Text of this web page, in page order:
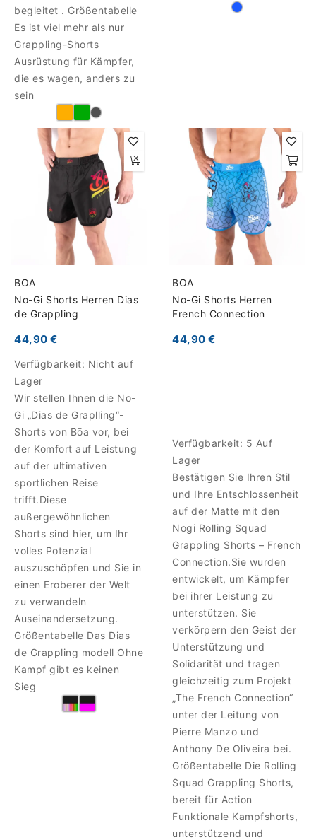
begleitet . Größentabelle
Es ist viel mehr als nur
Grappling-Shorts
Ausrüstung für Kämpfer,
die es wagen, anders zu
sein
BOA
No-Gi Shorts Herren Dias
de Grappling
44,90 €
Verfügbarkeit: Nicht auf
Lager
Wir stellen Ihnen die No-
Gi „Dias de Graplling“-
Shorts von Bōa vor, bei
der Komfort auf Leistung
auf der ultimativen
sportlichen Reise
trifft.Diese
außergewöhnlichen
Shorts sind hier, um Ihr
volles Potenzial
auszuschöpfen und Sie in
einen Eroberer der Welt
zu verwandeln
Auseinandersetzung.
Größentabelle Das Dias
de Grappling modell Ohne
Kampf gibt es keinen
Sieg
BOA
No-Gi Shorts Herren
French Connection
44,90 €
Verfügbarkeit: 5 Auf
Lager
Bestätigen Sie Ihren Stil
und Ihre Entschlossenheit
auf der Matte mit den
Nogi Rolling Squad
Grappling Shorts – French
Connection.Sie wurden
entwickelt, um Kämpfer
bei ihrer Leistung zu
unterstützen. Sie
verkörpern den Geist der
Unterstützung und
Solidarität und tragen
gleichzeitig zum Projekt
„The French Connection“
unter der Leitung von
Pierre Manzo und
Anthony De Oliveira bei.
Größentabelle Die Rolling
Squad Grappling Shorts,
bereit für Action
Funktionale Kampfshorts,
unterstützend und